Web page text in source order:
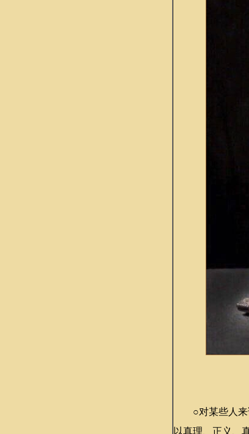
○对某些人来说
以真理、正义、